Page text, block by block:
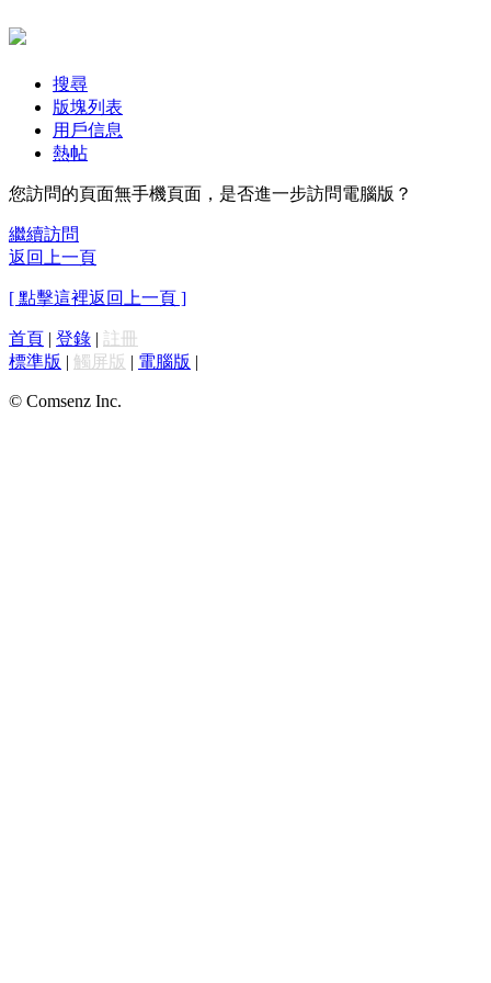
搜尋
版塊列表
用戶信息
熱帖
您訪問的頁面無手機頁面，是否進一步訪問電腦版？
繼續訪問
返回上一頁
[ 點擊這裡返回上一頁 ]
首頁 | 登錄 | 註冊
標準版 | 觸屏版 | 電腦版 |
© Comsenz Inc.